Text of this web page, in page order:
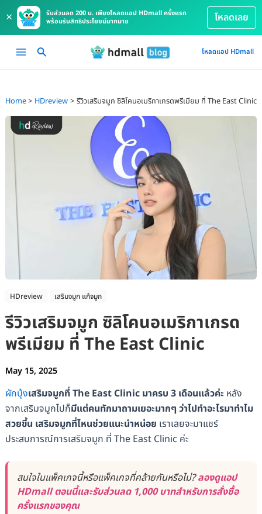
×
รับส่วนลด 200 บ. เพียงโหลดแอป HDmall ครั้งแรก
พร้อมรับสิทธิประโยชน์มากมาย
โหลดเลย
Main
โหลดแอป HDmall
Home HDreview รีวิวเสริมจมูก ซิลิโคนอเมริกาเกรดพรีเมียม ที่ The East Clinic
HDreview เสริมจมูก แก้จมูก
รีวิวเสริมจมูก ซิลิโคนอเมริกาเกรด
พรีเมียม ที่ The East Clinic
May 15, 2025
ผักบุ้งเสริมจมูกที่ The East Clinic มาครบ 3 เดือนแล้วค่ะ หลัง
จากเสริมจมูกไปก็มีแต่คนทักมาถามเยอะมากๆ ว่าไปทำอะไรมาทำไม
สวยขึ้น เสริมจมูกที่ไหนช่วยแนะนำหน่อย เราเลยจะมาแชร์
ประสบการณ์การเสริมจมูก ที่ The East Clinic ค่ะ
สนใจในแพ็คเกจนี้หรือแพ็คเกจที่คล้ายกันหรือไม่?ลองดูแอป
HDmall ตอนนี้และรับส่วนลด 1,000 บาทสำหรับการสั่งซื้อ
ครั้งแรกของคุณ